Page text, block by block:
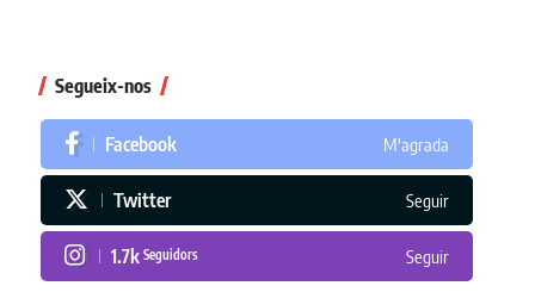
Segueix-nos
Facebook M'agrada
Twitter Seguir
1.7k Seguidors Seguir